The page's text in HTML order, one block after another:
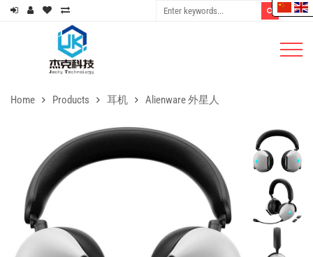
Home Products 耳机 Alienware 外星人